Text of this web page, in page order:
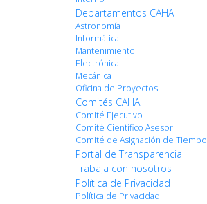
Departamentos CAHA
Astronomía
Informática
Mantenimiento
Electrónica
Mecánica
Oficina de Proyectos
Comités CAHA
Comité Ejecutivo
Comité Científico Asesor
Comité de Asignación de Tiempo
Portal de Transparencia
Trabaja con nosotros
Política de Privacidad
Política de Privacidad